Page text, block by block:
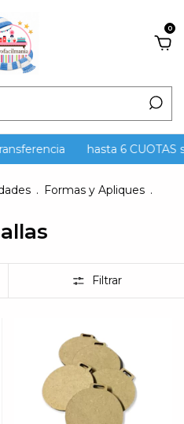
0
hasta 6 CUOTAS
. Formas y Apliques .
Filtrar